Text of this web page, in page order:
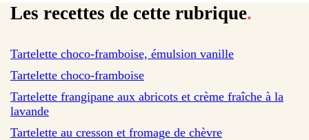
Les recettes de cette rubrique.
Tartelette choco-framboise, émulsion vanille
sur 133 avis
Tartelette choco-framboise
sur 48 avis
Tartelette frangipane aux abricots et crème fraîche à la
lavande
sur 47 avis
Tartelette au cresson et fromage de chèvre